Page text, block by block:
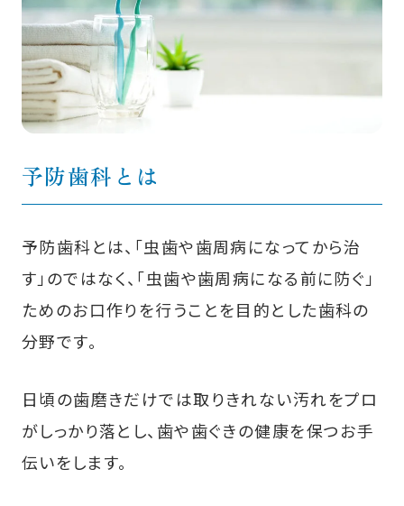
予防歯科とは
予防歯科とは、「虫歯や歯周病になってから治
す」のではなく、「虫歯や歯周病になる前に防ぐ」
ためのお口作りを行うことを目的とした歯科の
分野です。
日頃の歯磨きだけでは取りきれない汚れをプロ
がしっかり落とし、歯や歯ぐきの健康を保つお手
伝いをします。